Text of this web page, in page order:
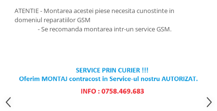
Ecrane Pentru NOKIA
NOKIA COMPATIBILE
OPPO SERVICE PACK
ATENTIE - Montarea acestei piese necesita cunostinte in
domeniul reparatiilor GSM
- Se recomanda montarea intr-un service GSM.